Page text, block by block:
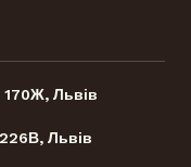
170Ж, Львів
Львів